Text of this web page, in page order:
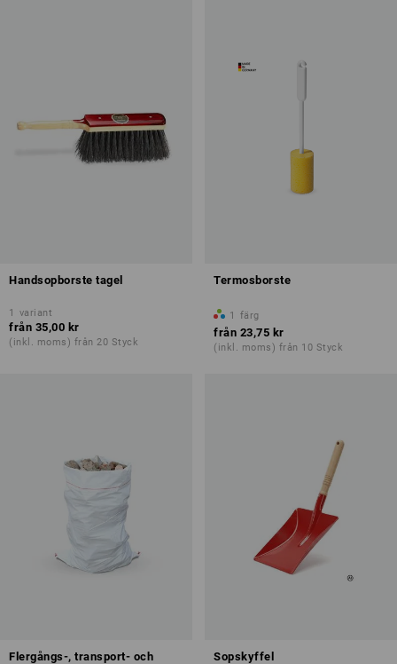
Handsopborste tagel
1 variant
från 35,00 kr
(inkl. moms) från 20 Styck
Termosborste
1 färg
från 23,75 kr
(inkl. moms) från 10 Styck
Flergångs-, transport- och
Sopskyffel